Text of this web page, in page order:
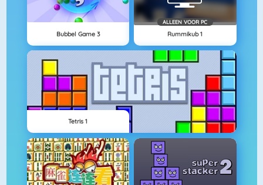
Bubbel Game 3
ALLEEN VOOR PC
Rummikub 1
Tetris 1